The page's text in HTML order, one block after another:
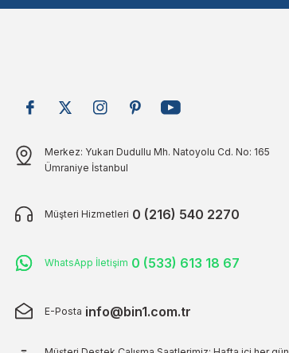
Merkez: Yukarı Dudullu Mh. Natoyolu Cd. No: 165
Ümraniye İstanbul
Müşteri Hizmetleri 0 (216) 540 2270
WhatsApp İletişim 0 (533) 613 18 67
E-Posta info@bin1.com.tr